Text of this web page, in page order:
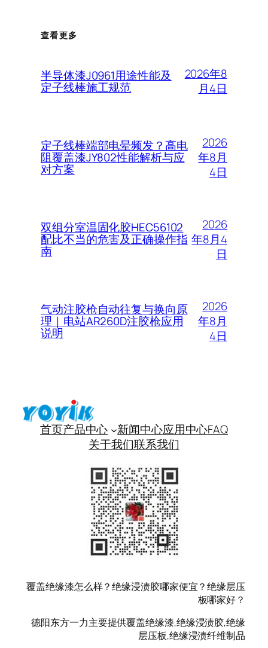
查看更多
半导体漆J0961用途性能及
定子线棒施工规范
2026年8
月4日
定子线棒端部电晕频发？高电
阻覆盖漆JY802性能解析与应
对方案
2026
年8月
4日
双组分室温固化胶HEC56102
配比不当的危害及正确操作指
南
2026
年8月4
日
气动注胶枪自动往复与换向原
理｜电站AR260D注胶枪应用
说明
2026
年8月
4日
首页产品中心 新闻中心应用中心FAQ
关于我们联系我们
覆盖绝缘漆怎么样？绝缘浸渍胶哪家便宜？绝缘层压
板哪家好？
德阳东方一力主要提供覆盖绝缘漆,绝缘浸渍胶,绝缘
层压板,绝缘浸渍纤维制品